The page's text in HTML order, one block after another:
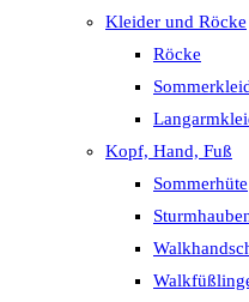
Kleider und Röcke
Röcke
Kopf, Hand, Fuß
Sommerhüte